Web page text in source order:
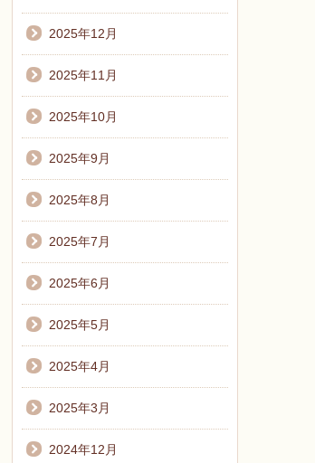
2025年12月
2025年11月
2025年10月
2025年9月
2025年8月
2025年7月
2025年6月
2025年5月
2025年4月
2025年3月
2024年12月